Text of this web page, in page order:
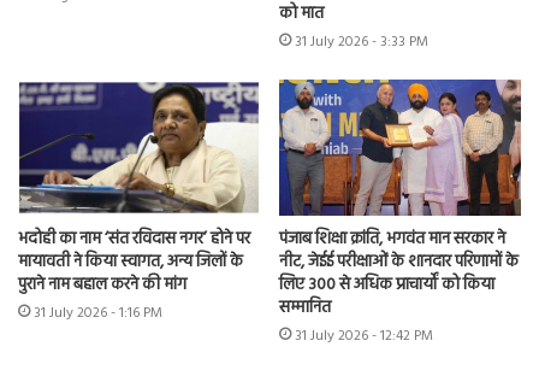
को मात
31 July 2026 - 3:33 PM
भदोही का नाम ‘संत रविदास नगर’ होने पर
मायावती ने किया स्वागत, अन्य जिलों के
पुराने नाम बहाल करने की मांग
31 July 2026 - 1:16 PM
पंजाब शिक्षा क्रांति, भगवंत मान सरकार ने
नीट, जेईई परीक्षाओं के शानदार परिणामों के
लिए 300 से अधिक प्राचार्यों को किया
सम्मानित
31 July 2026 - 12:42 PM